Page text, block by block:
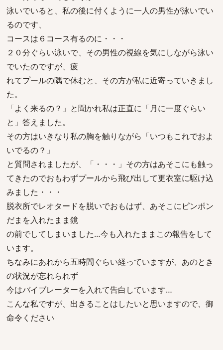
泳いでいると、私の後に付くように一人の男性が泳いでい
るのです、
コースは６コース有るのに・・・
２０分ぐらい泳いで、その男性の視線を気にしながら泳い
でいたのですが、疲
れてプールの隅で休むと、その方が私に近寄っていきまし
た。
「よく来るの？」と聞かれ私は正直に「月に一度ぐらい
と」答えました。
その方はいきなり私の胸を触りながら「いつもこれでおよ
いでるの？」
と質問されましたが、「・・・」その方はあそこにも触っ
てきたのでおもわずプールから飛び出して更衣室に駆け込
みました・・・
脱衣所でレオタードを脱いでおもはず、あそこにピンポン
だまを入れたまま鏡
の前でしてしまいました…今も入れたままこの報告をして
います。
ちなみにあれから五時間ぐらい経っていますが、あのとき
の状況が忘れられず
今はバイブレーターを入れて告白しています…
こんな私ですが、出きることはしたいと思いますので、御
命令ください